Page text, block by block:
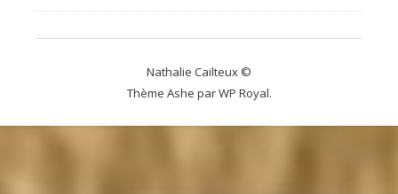
Nathalie Cailteux ©
Thème Ashe parWP Royal.